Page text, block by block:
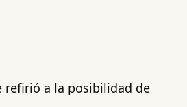
refirió a la posibilidad de